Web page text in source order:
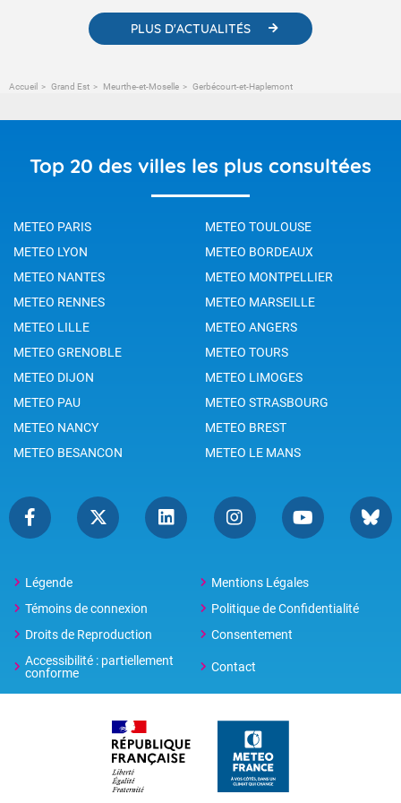
PLUS D'ACTUALITÉS
Accueil Grand Est Meurthe-et-Moselle Gerbécourt-et-Haplemont
Top 20 des villes les plus consultées
METEO PARIS
METEO TOULOUSE
METEO LYON
METEO BORDEAUX
METEO NANTES
METEO MONTPELLIER
METEO RENNES
METEO MARSEILLE
METEO LILLE
METEO ANGERS
METEO GRENOBLE
METEO TOURS
METEO DIJON
METEO LIMOGES
METEO PAU
METEO STRASBOURG
METEO NANCY
METEO BREST
METEO BESANCON
METEO LE MANS
Légende
Mentions Légales
Témoins de connexion
Politique de Confidentialité
Droits de Reproduction
Consentement
Accessibilité : partiellement
conforme
Contact